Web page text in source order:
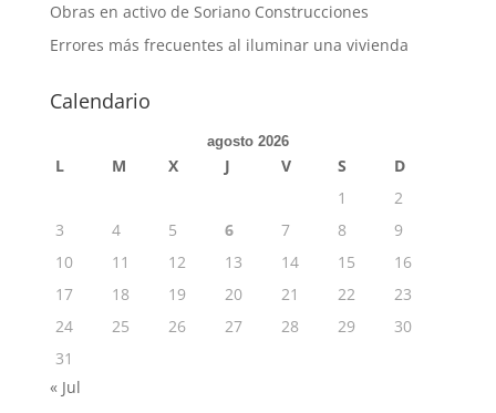
Obras en activo de Soriano Construcciones
Errores más frecuentes al iluminar una vivienda
Calendario
agosto 2026
L M X J V S
D
1
2
3
4 5 6 7 8
9
10
11 12 13 14 15
16
17
18 19 20 21 22
23
24
25 26 27 28 29
30
31
« Jul